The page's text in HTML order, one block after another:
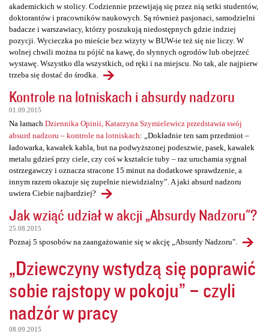
akademickich w stolicy. Codziennie przewijają się przez nią setki studentów,
doktorantów i pracowników naukowych. Są również pasjonaci, samodzielni
badacze i warszawiacy, którzy poszukują niedostępnych gdzie indziej
pozycji. Wycieczka po mieście bez wizyty w BUW-ie też się nie liczy. W
wolnej chwili można tu pójść na kawę, do słynnych ogrodów lub obejrzeć
wystawę. Wszystko dla wszystkich, od ręki i na miejscu. No tak, ale najpierw
trzeba się dostać do środka.
Kontrole na lotniskach i absurdy nadzoru
01.09.2015
Na łamach Dziennika Opinii, Katarzyna Szymielewicz przedstawia swój
absurd nadzoru – kontrole na lotniskach: „Dokładnie ten sam przedmiot –
ładowarka, kawałek kabla, but na podwyższonej podeszwie, pasek, kawałek
metalu gdzieś przy ciele, czy coś w kształcie tuby – raz uruchamia sygnał
ostrzegawczy i oznacza stracone 15 minut na dodatkowe sprawdzenie, a
innym razem okazuje się zupełnie niewidzialny”. A jaki absurd nadzoru
uwiera Ciebie najbardziej?
Jak wziąć udział w akcji „Absurdy Nadzoru"?
25.08.2015
Poznaj 5 sposobów na zaangażowanie się w akcję „Absurdy Nadzoru".
„Dziewczyny wstydzą się poprawić
sobie rajstopy w pokoju” – czyli
nadzór w pracy
08.09.2015